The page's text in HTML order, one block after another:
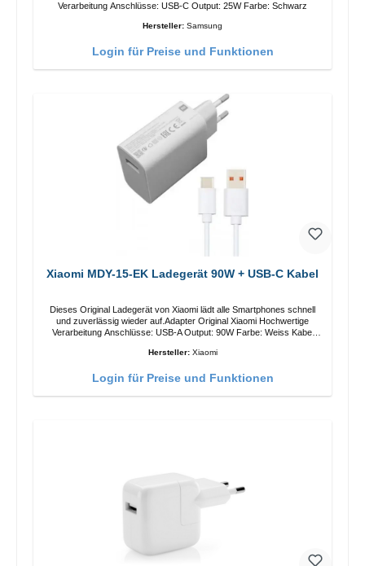
Verarbeitung Anschlüsse: USB-C Output: 25W Farbe: Schwarz
Hersteller: Samsung
Login für Preise und Funktionen
Xiaomi MDY-15-EK Ladegerät 90W + USB-C Kabel
Dieses Original Ladegerät von Xiaomi lädt alle Smartphones schnell
und zuverlässig wieder auf.Adapter Original Xiaomi Hochwertige
Verarbeitung Anschlüsse: USB-A Output: 90W Farbe: Weiss Kabel
Hersteller: Xiaomi
Login für Preise und Funktionen